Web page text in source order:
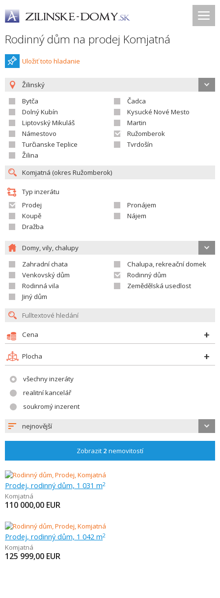
Rodinný dům na prodej Komjatná
Uložiť toto hladanie
Žilinský
Bytča
Čadca
Dolný Kubín
Kysucké Nové Mesto
Liptovský Mikuláš
Martin
Námestovo
Ružomberok
Turčianske Teplice
Tvrdošín
Žilina
Typ inzerátu
Prodej
Pronájem
Koupě
Nájem
Dražba
Domy, vily, chalupy
Zahradní chata
Chalupa, rekreační domek
Venkovský dům
Rodinný dům
Rodinná vila
Zemědělská usedlost
Jiný dům
Cena
Plocha
všechny inzeráty
realitní kancelář
soukromý inzerent
nejnovější
Zobrazit 2 nemovitostí
Prodej, rodinný dům, 1 031 m2
Komjatná
110 000,00 EUR
Prodej, rodinný dům, 1 042 m2
Komjatná
125 999,00 EUR